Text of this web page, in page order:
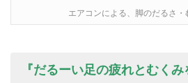
エアコンによる、脚のだるさ・
『だるーい足の疲れとむく